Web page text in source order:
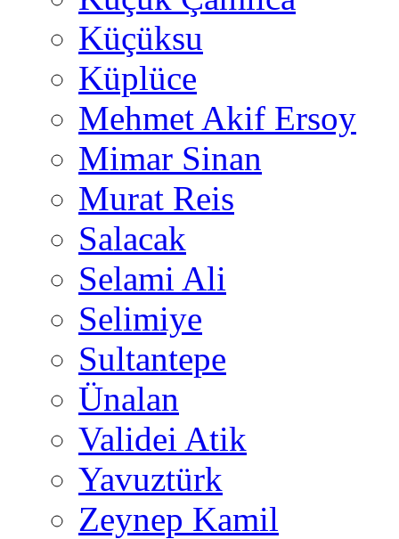
Küçüksu
Küplüce
Mehmet Akif Ersoy
Mimar Sinan
Murat Reis
Salacak
Selami Ali
Selimiye
Sultantepe
Ünalan
Validei Atik
Yavuztürk
Zeynep Kamil